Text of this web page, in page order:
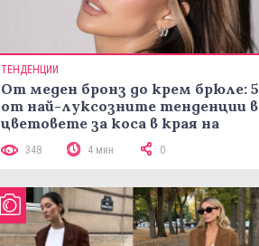
ТЕНДЕНЦИИ
От меден бронз до крем брюле: 5
от най-луксозните тенденции в
цветовете за коса в края на
348 4 мин 0